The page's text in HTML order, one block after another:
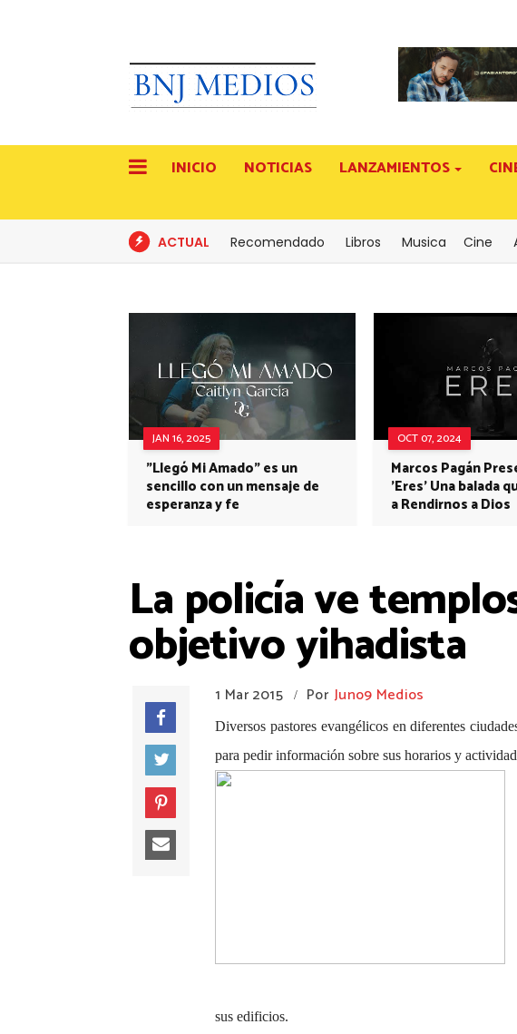
INICIO NOTICIAS LANZAMIENTOS
ACTUAL Recomendado Libros Musica Cine
JAN 16, 2025
"Llegó Mi Amado" es un
sencillo con un mensaje de
esperanza y fe
OCT 07, 2024
Marcos Pagán
'Eres' Una balada
a Rendirnos a Dios
La policía ve
objetivo yihadista
1 Mar 2015 / Por Juno9 Medios
Diversos pastores evangélicos en diferentes
para pedir información sobre sus horarios y
sus edificios.